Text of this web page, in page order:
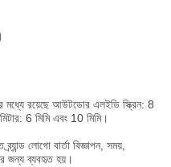
মধ্যে রয়েছে আউটডোর এলইডি স্ক্রিন: 8
6 মিমি এবং 10 মিমি।
লোগো বার্তা বিজ্ঞাপন, সময়,
জন্য ব্যবহৃত হয়।